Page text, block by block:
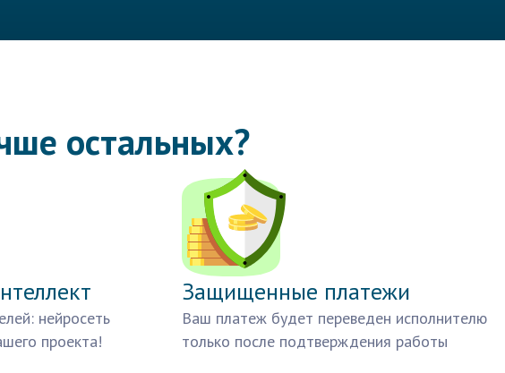
остальных?
нейросеть
проекта!
Защищенные платежи
Ваш платеж будет переведен исполнителю
только после подтверждения работы